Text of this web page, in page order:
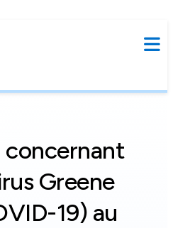
concernant
Greene
19) au